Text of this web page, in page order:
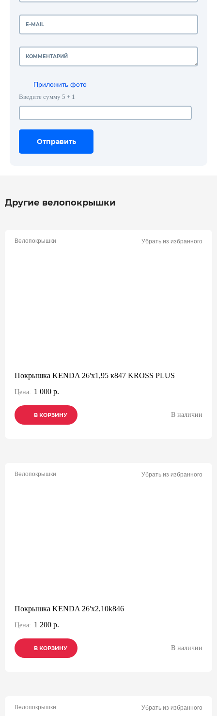
Приложить фото
Введите сумму 5 + 1
Отправить
Отправить
Отправить
Другие велопокрышки
Велопокрышки Убрать из избранного
Покрышка KENDA 26'х1,95 к847 KROSS PLUS
Цена: 1 000 р.
В КОРЗИНУ
В КОРЗИНУ
В КОРЗИНУ В наличии
Велопокрышки Убрать из избранного
Покрышка KENDA 26'х2,10k846
Цена: 1 200 р.
В КОРЗИНУ
В КОРЗИНУ
В КОРЗИНУ В наличии
Велопокрышки Убрать из избранного